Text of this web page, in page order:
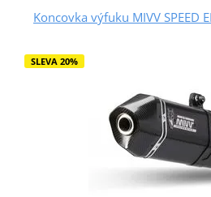
Koncovka výfuku MIVV SPEED
SLEVA 20%